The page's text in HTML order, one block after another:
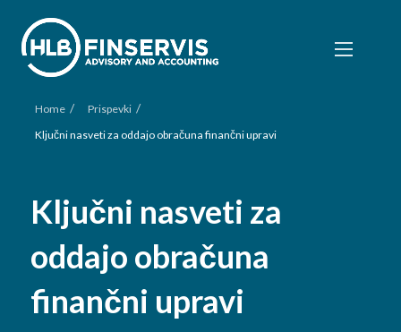
Home / Prispevki /
Ključni nasveti za oddajo obračuna finančni upravi
Ključni nasveti za
oddajo obračuna
finančni upravi